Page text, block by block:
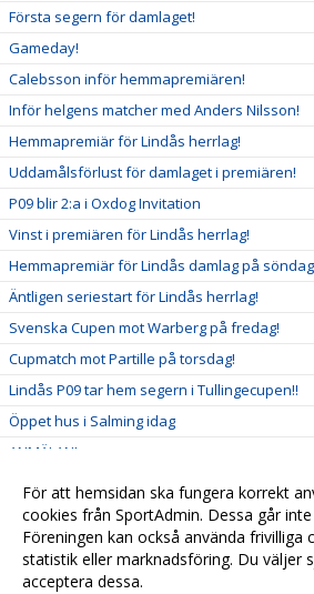
Första segern för damlaget!
Gameday!
Calebsson inför hemmapremiären!
Inför helgens matcher med Anders Nilsson!
Hemmapremiär för Lindås herrlag!
Uddamålsförlust för damlaget i premiären!
P09 blir 2:a i Oxdog Invitation
Vinst i premiären för Lindås herrlag!
Hemmapremiär för Lindås damlag på
Äntligen seriestart för Lindås herrlag!
Svenska Cupen mot Warberg på fredag!
Cupmatch mot Partille på torsdag!
Lindås P09 tar hem segern i Tullingecupen!!
Öppet hus i Salming idag
ANMÄLAN!
Missa inte sommarinnebandyn nästa vecka!
Justina skriver 2-årsavtal med Lindås!
Välkomna till Lindås IBK!
För att hemsidan ska fungera korrekt
cookies från SportAdmin. Dessa går
Föreningen kan också använda frivilliga
statistik eller marknadsföring. Du väljer
acceptera dessa.